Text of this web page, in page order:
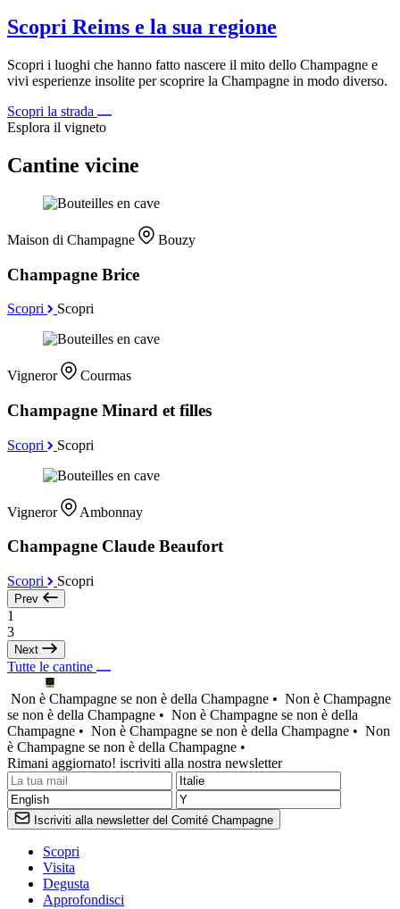
Scopri Reims e la sua regione
Scopri i luoghi che hanno fatto nascere il mito dello Champagne e
vivi esperienze insolite per scoprire la Champagne in modo diverso.
Scopri la strada
Esplora il vigneto
Cantine vicine
Maison di Champagne Bouzy
Champagne Brice
Scopri Scopri
Vigneror Courmas
Champagne Minard et filles
Scopri Scopri
Vigneror Ambonnay
Champagne Claude Beaufort
Scopri Scopri
Prev
1
3
Next
Tutte le cantine
Non è Champagne se non è della Champagne • Non è Champagne
se non è della Champagne • Non è Champagne se non è della
Champagne • Non è Champagne se non è della Champagne • Non
è Champagne se non è della Champagne •
Rimani aggiornato! iscriviti alla nostra newsletter
Iscriviti alla newsletter del Comité Champagne
Scopri
Visita
Degusta
Approfondisci